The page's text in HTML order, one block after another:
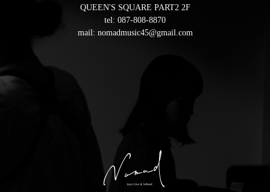
QUEEN'S SQUARE PART2 2F
tel: 087-808-8870
mail: nomadmusic45@gmail.com